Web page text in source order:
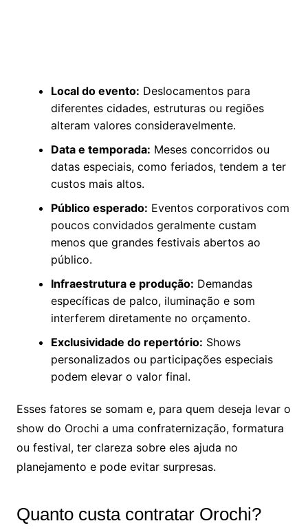
Local do evento: Deslocamentos para
diferentes cidades, estruturas ou regiões
alteram valores consideravelmente.
Data e temporada: Meses concorridos ou
datas especiais, como feriados, tendem a ter
custos mais altos.
Público esperado: Eventos corporativos com
poucos convidados geralmente custam
menos que grandes festivais abertos ao
público.
Infraestrutura e produção: Demandas
específicas de palco, iluminação e som
interferem diretamente no orçamento.
Exclusividade do repertório: Shows
personalizados ou participações especiais
podem elevar o valor final.
Esses fatores se somam e, para quem deseja levar o
show do Orochi a uma confraternização, formatura
ou festival, ter clareza sobre eles ajuda no
planejamento e pode evitar surpresas.
Quanto custa contratar Orochi?